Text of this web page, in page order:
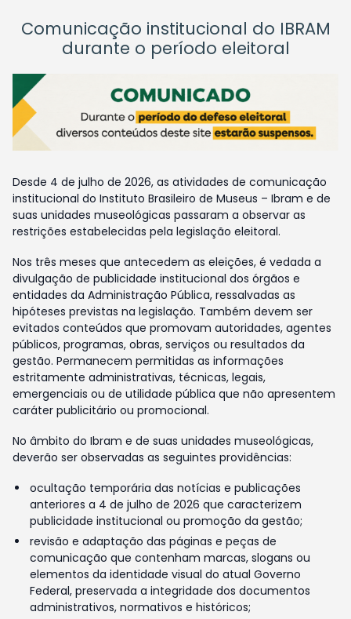
Comunicação institucional do IBRAM
durante o período eleitoral
Desde 4 de julho de 2026, as atividades de comunicação
institucional do Instituto Brasileiro de Museus – Ibram e de
suas unidades museológicas passaram a observar as
restrições estabelecidas pela legislação eleitoral.
Nos três meses que antecedem as eleições, é vedada a
divulgação de publicidade institucional dos órgãos e
entidades da Administração Pública, ressalvadas as
hipóteses previstas na legislação. Também devem ser
evitados conteúdos que promovam autoridades, agentes
públicos, programas, obras, serviços ou resultados da
gestão. Permanecem permitidas as informações
estritamente administrativas, técnicas, legais,
emergenciais ou de utilidade pública que não apresentem
caráter publicitário ou promocional.
No âmbito do Ibram e de suas unidades museológicas,
deverão ser observadas as seguintes providências:
ocultação temporária das notícias e publicações
anteriores a 4 de julho de 2026 que caracterizem
publicidade institucional ou promoção da gestão;
revisão e adaptação das páginas e peças de
comunicação que contenham marcas, slogans ou
elementos da identidade visual do atual Governo
Federal, preservada a integridade dos documentos
administrativos, normativos e históricos;